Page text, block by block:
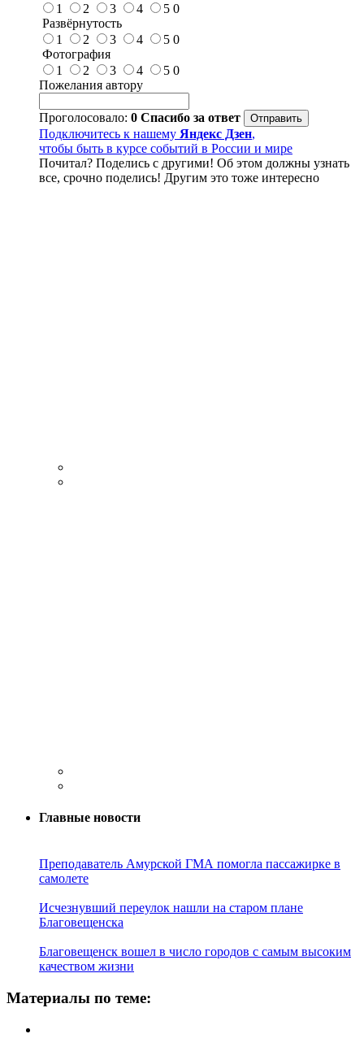
1
2 3 4 5 0
Развёрнутость
1
2 3 4 5 0
Фотография
1
2 3 4 5 0
Пожелания автору
Проголосовало: 0 Спасибо за ответ
Подключитесь к нашему Яндекс Дзен,
чтобы быть в курсе событий в России и мире
Почитал? Поделись с другими! Об этом должны узнать
все, срочно поделись! Другим это тоже интересно
Главные новости
Преподаватель Амурской ГМА помогла пассажирке в
самолете
Исчезнувший переулок нашли на старом плане
Благовещенска
Благовещенск вошел в число городов с самым высоким
качеством жизни
Материалы по теме: